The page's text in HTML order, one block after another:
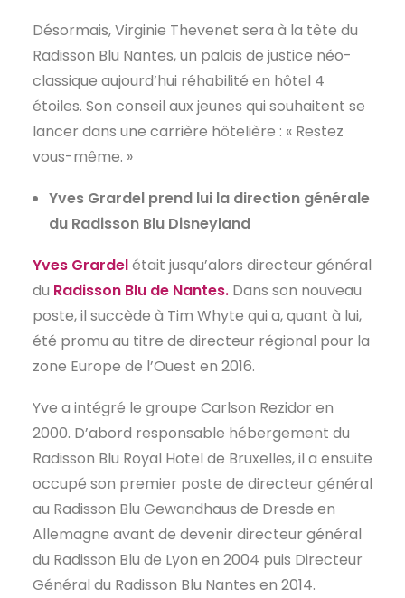
Désormais, Virginie Thevenet sera à la tête du
Radisson Blu Nantes, un palais de justice néo-
classique aujourd’hui réhabilité en hôtel 4
étoiles. Son conseil aux jeunes qui souhaitent se
lancer dans une carrière hôtelière : « Restez
vous-même. »
Yves Grardel prend lui la direction générale
du Radisson Blu Disneyland
Yves Grardelétait jusqu’alors directeur général
du Radisson Blu de Nantes. Dans son nouveau
poste, il succède à Tim Whyte qui a, quant à lui,
été promu au titre de directeur régional pour la
zone Europe de l’Ouest en 2016.
Yve a intégré le groupe Carlson Rezidor en
2000. D’abord responsable hébergement du
Radisson Blu Royal Hotel de Bruxelles, il a ensuite
occupé son premier poste de directeur général
au Radisson Blu Gewandhaus de Dresde en
Allemagne avant de devenir directeur général
du Radisson Blu de Lyon en 2004 puis Directeur
Général du Radisson Blu Nantes en 2014.